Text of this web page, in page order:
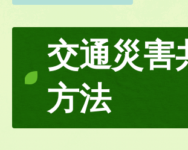
交通災害
方法